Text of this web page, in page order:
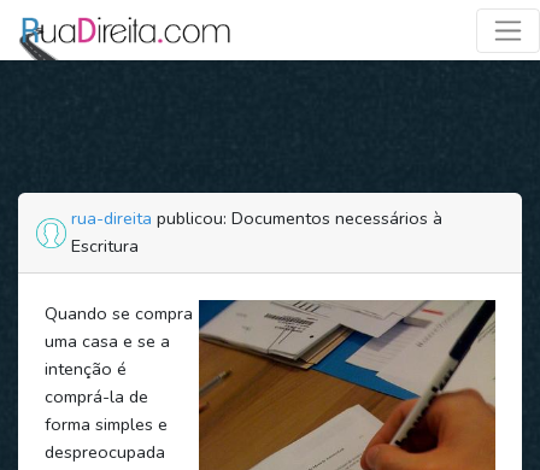
rua-direita publicou: Documentos necessários à
Escritura
Quando se compra
uma casa e se a
intenção é
comprá-la de
forma simples e
despreocupada